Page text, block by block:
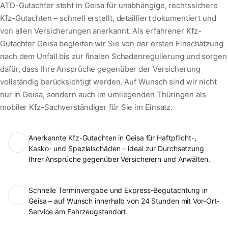
ATD-Gutachter steht in Geisa für unabhängige, rechtssichere
Kfz-Gutachten – schnell erstellt, detailliert dokumentiert und
von allen Versicherungen anerkannt. Als erfahrener Kfz-
Gutachter Geisa begleiten wir Sie von der ersten Einschätzung
nach dem Unfall bis zur finalen Schadenregulierung und sorgen
dafür, dass Ihre Ansprüche gegenüber der Versicherung
vollständig berücksichtigt werden. Auf Wunsch sind wir nicht
nur in Geisa, sondern auch im umliegenden Thüringen als
mobiler Kfz-Sachverständiger für Sie im Einsatz.
Anerkannte Kfz-Gutachten in Geisa für Haftpflicht-,
Kasko- und Spezialschäden – ideal zur Durchsetzung
Ihrer Ansprüche gegenüber Versicherern und Anwälten.
Schnelle Terminvergabe und Express-Begutachtung in
Geisa – auf Wunsch innerhalb von 24 Stunden mit Vor-Ort-
Service am Fahrzeugstandort.